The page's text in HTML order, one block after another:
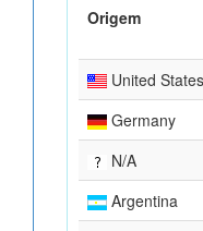
Origem
United States
Germany
N/A
Argentina